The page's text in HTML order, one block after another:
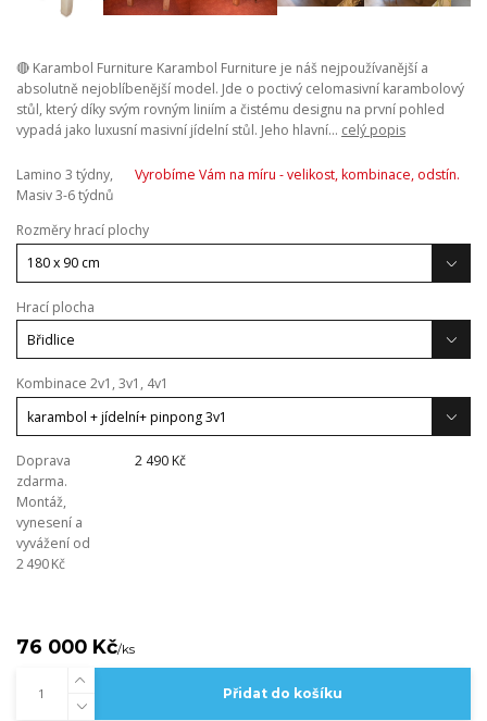
🔴 Karambol Furniture Karambol Furniture je náš nejpoužívanější a
absolutně nejoblíbenější model. Jde o poctivý celomasivní karambolový
stůl, který díky svým rovným liniím a čistému designu na první pohled
vypadá jako luxusní masivní jídelní stůl. Jeho hlavní... celý popis
Lamino 3 týdny,
Masiv 3-6 týdnů
Vyrobíme Vám na míru - velikost, kombinace, odstín.
Rozměry hrací plochy
Hrací plocha
Kombinace 2v1, 3v1, 4v1
Doprava
zdarma.
Montáž,
vynesení a
vyvážení od
2 490 Kč
2 490 Kč
76 000 Kč/ks
Přidat do košíku